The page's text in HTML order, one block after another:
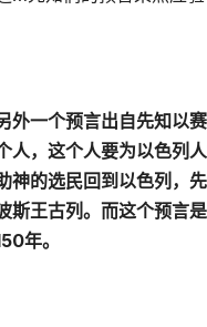
外一个预言出自先知以
人，这个人要为以色列
神的选民回到以色列，
斯王古列。而这个预言
年。